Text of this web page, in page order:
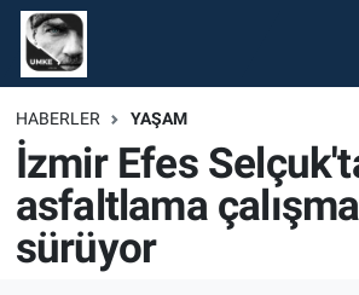
HABERLER YAŞAM
İzmir Efes
asfaltlama
sürüyor
Gündem
Ekonomi
Spor
Magazin
Nöbetçi Eczaneler
Hava Durumu
Namaz Vakitleri
Trafik Durumu